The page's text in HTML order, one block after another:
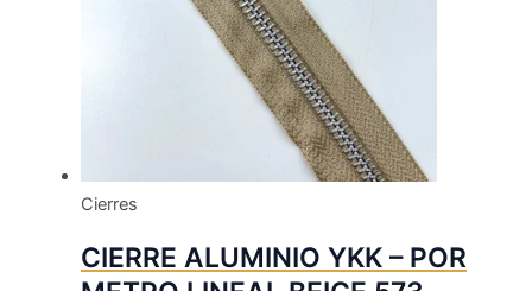
Cierres
CIERRE ALUMINIO YKK – POR